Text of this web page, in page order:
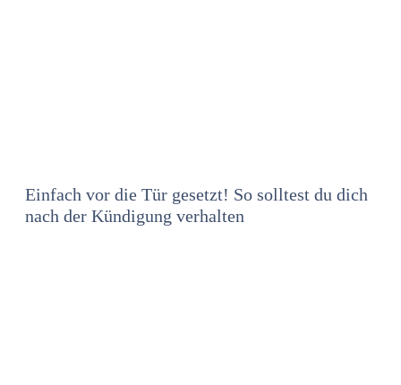
Einfach vor die Tür gesetzt! So solltest du dich
nach der Kündigung verhalten